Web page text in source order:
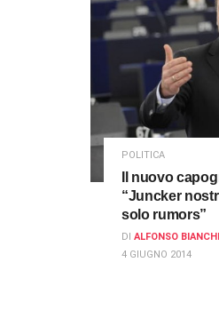
POLITICA
Il nuovo
“Juncker
solo rumors”
DI ALFONSO BIANCHI
4 GIUGNO 2014